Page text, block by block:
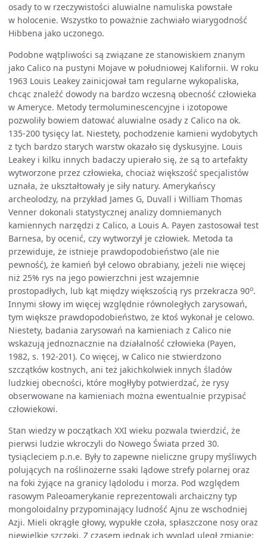
osady to w rzeczywistości aluwialne namuliska powstałe
w holocenie. Wszystko to poważnie zachwiało wiarygodność
Hibbena jako uczonego.
Podobne wątpliwości są związane ze stanowiskiem znanym
jako Calico na pustyni Mojave w południowej Kalifornii. W roku
1963 Louis Leakey zainicjował tam regularne wykopaliska,
chcąc znaleźć dowody na bardzo wczesną obecność człowieka
w Ameryce. Metody termoluminescencyjne i izotopowe
pozwoliły bowiem datować aluwialne osady z Calico na ok.
135-200 tysięcy lat. Niestety, pochodzenie kamieni wydobytych
z tych bardzo starych warstw okazało się dyskusyjne. Louis
Leakey i kilku innych badaczy upierało się, że są to artefakty
wytworzone przez człowieka, chociaż większość specjalistów
uznała, że ukształtowały je siły natury. Amerykańscy
archeolodzy, na przykład James G, Duvall i William Thomas
Venner dokonali statystycznej analizy domniemanych
kamiennych narzędzi z Calico, a Louis A. Payen zastosował test
Barnesa, by ocenić, czy wytworzył je człowiek. Metoda ta
przewiduje, że istnieje prawdopodobieństwo (ale nie
pewność), że kamień był celowo obrabiany, jeżeli nie więcej
niż 25% rys na jego powierzchni jest wzajemnie
prostopadłych, lub kąt między większością rys przekracza 90o.
Innymi słowy im więcej względnie równoległych zarysowań,
tym większe prawdopodobieństwo, że ktoś wykonał je celowo.
Niestety, badania zarysowań na kamieniach z Calico nie
wskazują jednoznacznie na działalność człowieka (Payen,
1982, s. 192-201). Co więcej, w Calico nie stwierdzono
szczątków kostnych, ani też jakichkolwiek innych śladów
ludzkiej obecności, które mogłłyby potwierdzać, że rysy
obserwowane na kamieniach można ewentualnie przypisać
człowiekowi.
Stan wiedzy w początkach XXI wieku pozwala twierdzić, że
pierwsi ludzie wkroczyli do Nowego Świata przed 30.
tysiącleciem p.n.e. Były to zapewne nieliczne grupy myśliwych
polujących na roślinożerne ssaki lądowe strefy polarnej oraz
na foki żyjące na granicy lądolodu i morza. Pod względem
rasowym Paleoamerykanie reprezentowali archaiczny typ
mongoloidalny przypominający ludność Ajnu ze wschodniej
Azji. Mieli okrągłe głowy, wypukłe czoła, spłaszczone nosy oraz
niewielkie szczęki. Z czasem jednak ich wygląd uległ zmianie: